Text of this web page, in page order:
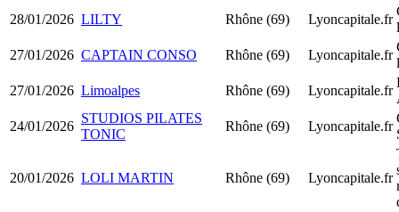
28/01/2026 LILTY Rhône (69) Lyoncapitale.fr
27/01/2026 CAPTAIN CONSO Rhône (69) Lyoncapitale.fr
27/01/2026 Limoalpes Rhône (69) Lyoncapitale.fr
24/01/2026
STUDIOS PILATES
TONIC
Rhône (69) Lyoncapitale.fr
20/01/2026 LOLI MARTIN Rhône (69) Lyoncapitale.fr